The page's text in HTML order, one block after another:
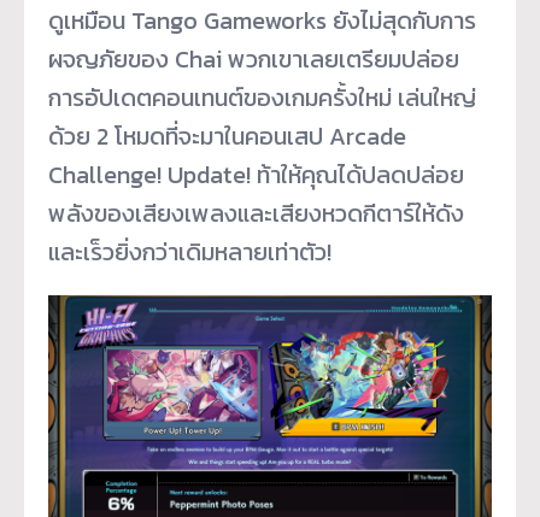
ดูเหมือน Tango Gameworks ยังไม่สุดกับการ
ผจญภัยของ Chai พวกเขาเลยเตรียมปล่อย
การอัปเดตคอนเทนต์ของเกมครั้งใหม่ เล่นใหญ่
ด้วย 2 โหมดที่จะมาในคอนเสป Arcade
Challenge! Update! ท้าให้คุณได้ปลดปล่อย
พลังของเสียงเพลงและเสียงหวดกีตาร์ให้ดัง
และเร็วยิ่งกว่าเดิมหลายเท่าตัว!